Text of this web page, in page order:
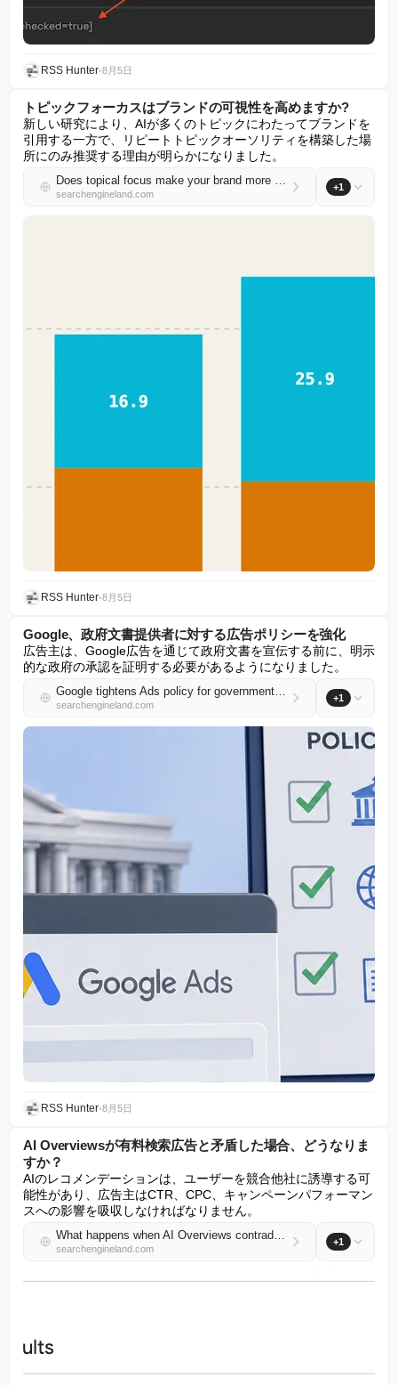
RSS Hunter•8月5日
トピックフォーカスはブランドの可視性を高めますか?
新しい研究により、AIが多くのトピックにわたってブランドを
引用する一方で、リピートトピックオーソリティを構築した場
所にのみ推奨する理由が明らかになりました。
Does topical focus make your brand more visible?
searchengineland.com
+1
RSS Hunter•8月5日
Google、政府文書提供者に対する広告ポリシーを強化
広告主は、Google広告を通じて政府文書を宣伝する前に、明示
的な政府の承認を証明する必要があるようになりました。
Google tightens Ads policy for government document providers
searchengineland.com
+1
RSS Hunter•8月5日
AI Overviewsが有料検索広告と矛盾した場合、どうなりま
すか？
AIのレコメンデーションは、ユーザーを競合他社に誘導する可
能性があり、広告主はCTR、CPC、キャンペーンパフォーマン
スへの影響を吸収しなければなりません。
What happens when AI Overviews contradict paid search ads?
searchengineland.com
+1